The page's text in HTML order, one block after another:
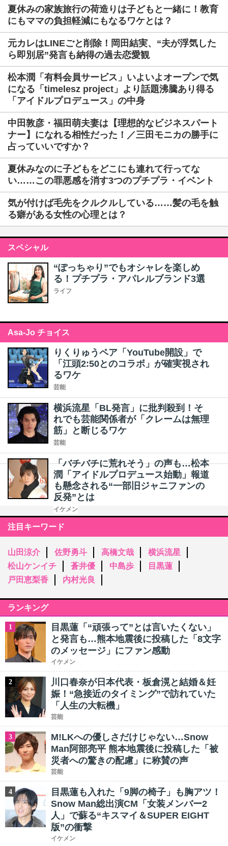
夏休みの家族旅行の荷造りは子どもと一緒に！教育
にもママの負担軽減にもなるワケとは？
元カレはLINEごと削除！岡田結実、“夫が浮気した
ら即別居”発言も納得の過去恋愛観
松本潤「有料会員サービス」いよいよオープンで気
になる「timelesz project」より話題沸騰あり得る
「アイドルプロデュース」の中身
中田敦彦・福田萌夫妻は【理想的なビジネスパート
ナー】になれる相性だった！／三田モニカの勝手に
占っていいですか？
夏休みなのに子どもをどこにも連れて行ってな
い……この罪悪感を消す3つのプチプラ・イベント
気が付けば毛先をクルクルしている……髪の毛を触
る癖がある女性の心理とは？
スペシャル
“ぽっちゃり”でもオシャレを楽しめ
る！プチプラ・アパレルブランド3選
ライフ
Asa-Jo チョイス
りくりゅうペア「YouTube開設」で
「江頭2:50とのコラボ」が確実視され
るワケ
芸能
横浜流星「BL発言」に批判殺到！そ
れでも芸能関係者が「クレームは無理
筋」と断じるワケ
芸能
「バチバチに荒れそう」の声も…松本
潤「アイドルプロデュース始動」報道
も懸念される“一部旧ジャニファンの
反発”とは
イケメン
注目キーワード
山田涼介 佐野勇斗 高橋文哉
横浜流星
松山ケンイチ
蒼井優 中島歩
目黒蓮
戸田恵梨香
内村光良
ランキング
1
目黒蓮「“頑張って”とは言いたくない」
と発言も…熊本地震後に投稿した「8文字
のメッセージ」にファン感動
イケメン
2
川口春奈が日本代表・板倉滉と結婚＆妊
娠！“急接近のタイミング”で訪れていた
「人生の大転機」
芸能
3
M!LKへの優しさだけじゃない…Snow
Man阿部亮平 熊本地震後に投稿した「被
災者への驚きの配慮」に称賛の声
芸能
4
目黒蓮も入れた「9脚の椅子」も胸アツ！
Snow Man総出演CM「女装メンバー2
人」で蘇る“キスマイ＆SUPER EIGHT
版”の衝撃
イケメン